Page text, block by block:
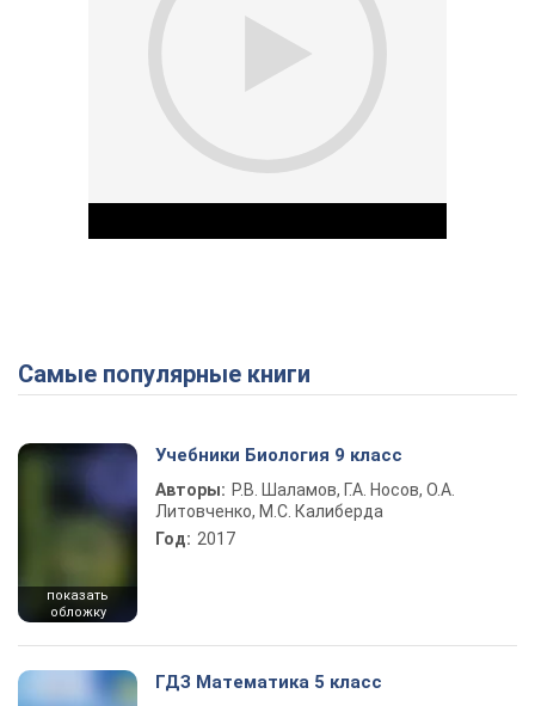
Play Video
Самые популярные книги
показать
обложку
Учебники Биология 9 класс
Авторы: Р.В. Шаламов, Г.А. Носов, О.А.
Литовченко, М.С. Калиберда
Год: 2017
ГДЗ Математика 5 класс